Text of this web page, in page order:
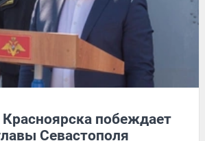
побеждает
Севастополя